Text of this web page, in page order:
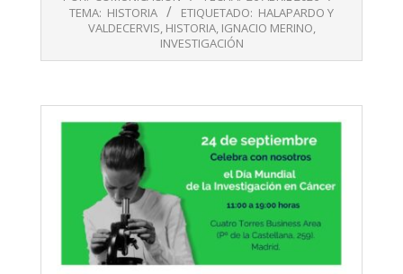
TEMA: HISTORIA ETIQUETADO: HALAPARDO Y
VALDECERVIS, HISTORIA, IGNACIO MERINO,
INVESTIGACIÓN